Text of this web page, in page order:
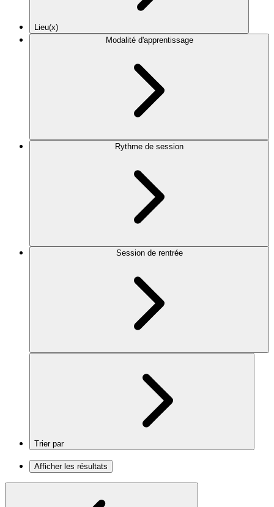
Lieu(x)
Modalité d'apprentissage
Rythme de session
Session de rentrée
Trier par
Afficher les résultats